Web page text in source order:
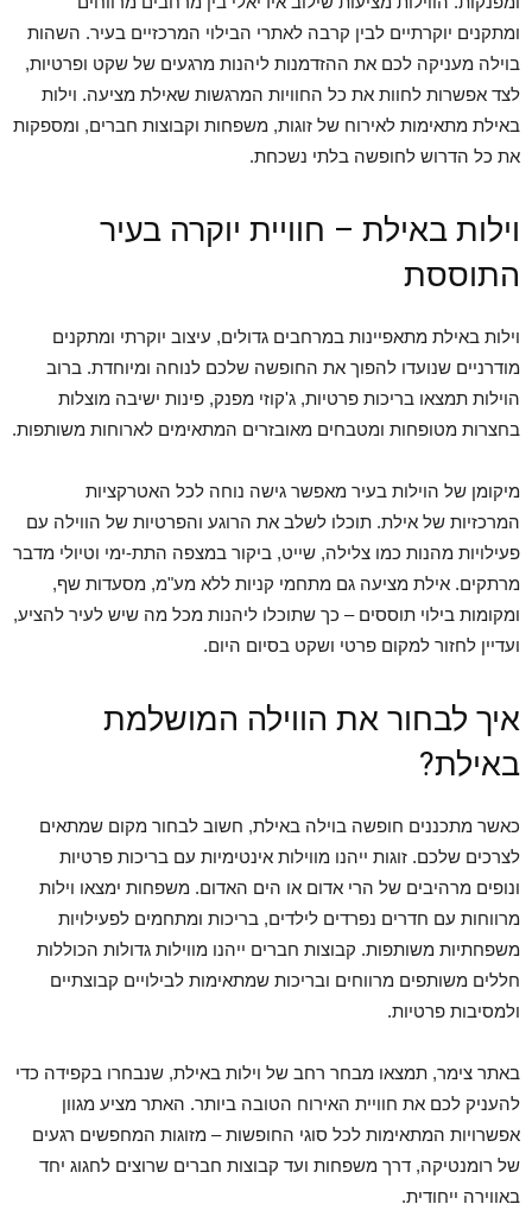
ומתקנים יוקרתיים לבין קרבה לאתרי הבילוי המרכזיים בעיר. השהות
בוילה מעניקה לכם את ההזדמנות ליהנות מרגעים של שקט ופרטיות,
לצד אפשרות לחוות את כל החוויות המרגשות שאילת מציעה. וילות
באילת מתאימות לאירוח של זוגות, משפחות וקבוצות חברים, ומספקות
את כל הדרוש לחופשה בלתי נשכחת.
וילות באילת – חוויית יוקרה בעיר
התוססת
וילות באילת מתאפיינות במרחבים גדולים, עיצוב יוקרתי ומתקנים
מודרניים שנועדו להפוך את החופשה שלכם לנוחה ומיוחדת. ברוב
הוילות תמצאו בריכות פרטיות, ג'קוזי מפנק, פינות ישיבה מוצלות
בחצרות מטופחות ומטבחים מאובזרים המתאימים לארוחות משותפות.
מיקומן של הוילות בעיר מאפשר גישה נוחה לכל האטרקציות
המרכזיות של אילת. תוכלו לשלב את הרוגע והפרטיות של הווילה עם
פעילויות מהנות כמו צלילה, שייט, ביקור במצפה התת-ימי וטיולי מדבר
מרתקים. אילת מציעה גם מתחמי קניות ללא מע"מ, מסעדות שף,
ומקומות בילוי תוססים – כך שתוכלו ליהנות מכל מה שיש לעיר להציע,
ועדיין לחזור למקום פרטי ושקט בסיום היום.
איך לבחור את הווילה המושלמת
באילת?
כאשר מתכננים חופשה בוילה באילת, חשוב לבחור מקום שמתאים
לצרכים שלכם. זוגות ייהנו מווילות אינטימיות עם בריכות פרטיות
ונופים מרהיבים של הרי אדום או הים האדום. משפחות ימצאו וילות
מרווחות עם חדרים נפרדים לילדים, בריכות ומתחמים לפעילויות
משפחתיות משותפות. קבוצות חברים ייהנו מווילות גדולות הכוללות
חללים משותפים מרווחים ובריכות שמתאימות לבילויים קבוצתיים
ולמסיבות פרטיות.
באתר צימר, תמצאו מבחר רחב של וילות באילת, שנבחרו בקפידה כדי
להעניק לכם את חוויית האירוח הטובה ביותר. האתר מציע מגוון
אפשרויות המתאימות לכל סוגי החופשות – מזוגות המחפשים רגעים
של רומנטיקה, דרך משפחות ועד קבוצות חברים שרוצים לחגוג יחד
באווירה ייחודית.